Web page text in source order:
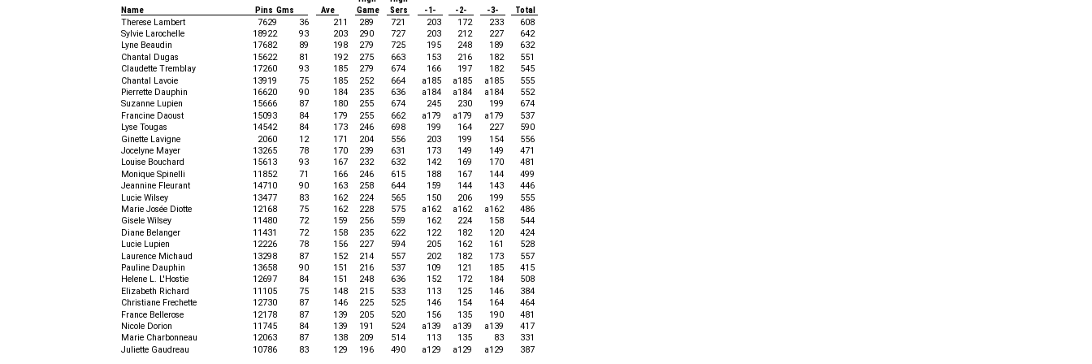
Name
Pins Gms Ave Game Sers -1- -2- -3-
Total
Therese Lambert
7629 36 211 289 721 203 172 233
608
Sylvie Larochelle
18922 93 203 290 727 203 212 227
642
Lyne Beaudin
17682 89 198 279 725 195 248 189
632
Chantal Dugas
15622 81 192 275 663 153 216 182
551
Claudette Tremblay
17260 93 185 279 674 166 197 182
545
Chantal Lavoie
13919 75 185 252 664 a185 a185 a185
555
Pierrette Dauphin
16620 90 184 235 636 a184 a184 a184
552
Suzanne Lupien
15666 87 180 255 674 245 230 199
674
Francine Daoust
15093 84 179 255 662 a179 a179 a179
537
Lyse Tougas
14542 84 173 246 698 199 164 227
590
Ginette Lavigne
2060 12 171 204 556 203 199 154
556
Jocelyne Mayer
13265 78 170 239 631 173 149 149
471
Louise Bouchard
15613 93 167 232 632 142 169 170
481
Monique Spinelli
11852 71 166 246 615 188 167 144
499
Jeannine Fleurant
14710 90 163 258 644 159 144 143
446
Lucie Wilsey
13477 83 162 224 565 150 206 199
555
Marie Josée Diotte
12168 75 162 228 575 a162 a162 a162
486
Gisele Wilsey
11480 72 159 256 559 162 224 158
544
Diane Belanger
11431 72 158 235 622 122 182 120
424
Lucie Lupien
12226 78 156 227 594 205 162 161
528
Laurence Michaud
13298 87 152 214 557 202 182 173
557
Pauline Dauphin
13658 90 151 216 537 109 121 185
415
Helene L. L'Hostie
12697 84 151 248 636 152 172 184
508
Elizabeth Richard
11105 75 148 215 533 113 125 146
384
Christiane Frechette
12730 87 146 225 525 146 154 164
464
France Bellerose
12178 87 139 205 520 156 135 190
481
Nicole Dorion
11745 84 139 191 524 a139 a139 a139
417
Marie Charbonneau
12063 87 138 209 514 113 135 83
331
Juliette Gaudreau
10786 83 129 196 490 a129 a129 a129 387